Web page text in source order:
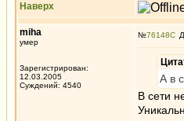
Наверх
miha
умер
Зарегистрирован:
12.03.2005
Суждений: 4540
№76148
А в
В сети